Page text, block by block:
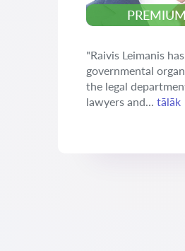
PREMIUM
"Raivis Leimanis
governmental
the legal
lawyers and... tālāk